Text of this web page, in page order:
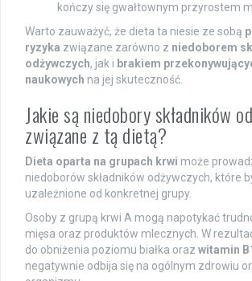
kończy się gwałtownym przyrostem
Warto zauważyć, że dieta ta niesie ze sobą
ryzyka związane zarówno z niedoborem
odżywczych, jak i brakiem
naukowych na jej skuteczność.
Jakie są niedobory składników
związane z tą dietą?
Dieta oparta na grupach krwi może
niedoborów składników odżywczych, które
uzależnione od konkretnej grupy.
Osoby z grupą krwi A mogą napotykać
mięsa oraz produktów mlecznych. W
do obniżenia poziomu białka oraz witamin
negatywnie odbija się na ogólnym zdrowiu